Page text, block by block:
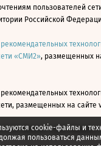
cookie-файлы и
пользоваться
пользователей
Российской
«СМИ2», размещенных
размещенных на сайте
АО «Бизнес Ньюс Медиа»,